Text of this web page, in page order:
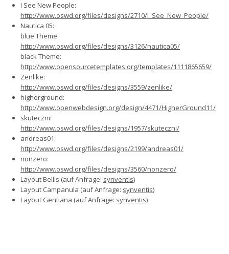
I See New People:
http://www.oswd.org/files/designs/2710/I_See_New_People/
Nautica 05:
blue Theme:
http://www.oswd.org/files/designs/3126/nautica05/
black Theme:
http://www.opensourcetemplates.org/templates/1111865659/
Zenlike:
http://www.oswd.org/files/designs/3559/zenlike/
higherground:
http://www.openwebdesign.org/design/4471/HigherGround11/
skuteczni:
http://www.oswd.org/files/designs/1957/skuteczni/
andreas01:
http://www.oswd.org/files/designs/2199/andreas01/
nonzero:
http://www.oswd.org/files/designs/3560/nonzero/
Layout Bellis (auf Anfrage: synventis)
Layout Campanula (auf Anfrage: synventis)
Layout Gentiana (auf Anfrage: synventis)